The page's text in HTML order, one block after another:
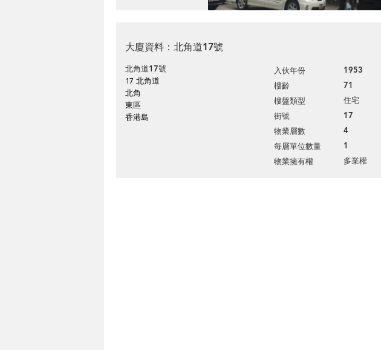
大廈資料：北角道17號
北角道17號
17 北角道
北角
東區
香港島
入伙年份 1953
樓齡 71
樓盤類型 住宅
街號 17
物業層數 4
每層單位數量 1
物業擁有權 多業權